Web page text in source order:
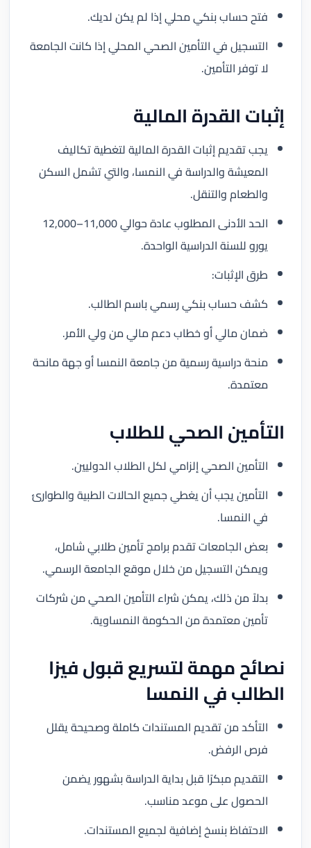
فتح حساب بنكي محلي إذا لم يكن لديك.
التسجيل في التأمين الصحي المحلي إذا كانت الجامعة
لا توفر التأمين.
إثبات القدرة المالية
يجب تقديم إثبات القدرة المالية لتغطية تكاليف
المعيشة والدراسة في النمسا، والتي تشمل السكن
والطعام والتنقل.
الحد الأدنى المطلوب عادة حوالي 11,000–12,000
يورو للسنة الدراسية الواحدة.
طرق الإثبات:
كشف حساب بنكي رسمي باسم الطالب.
ضمان مالي أو خطاب دعم مالي من ولي الأمر.
منحة دراسية رسمية من جامعة النمسا أو جهة مانحة
معتمدة.
التأمين الصحي للطلاب
التأمين الصحي إلزامي لكل الطلاب الدوليين.
التأمين يجب أن يغطي جميع الحالات الطبية والطوارئ
في النمسا.
بعض الجامعات تقدم برامج تأمين طلابي شامل،
ويمكن التسجيل من خلال موقع الجامعة الرسمي.
بدلاً من ذلك، يمكن شراء التأمين الصحي من شركات
تأمين معتمدة من الحكومة النمساوية.
نصائح مهمة لتسريع قبول فيزا
الطالب في النمسا
التأكد من تقديم المستندات كاملة وصحيحة يقلل
فرص الرفض.
التقديم مبكرًا قبل بداية الدراسة بشهور يضمن
الحصول على موعد مناسب.
الاحتفاظ بنسخ إضافية لجميع المستندات.